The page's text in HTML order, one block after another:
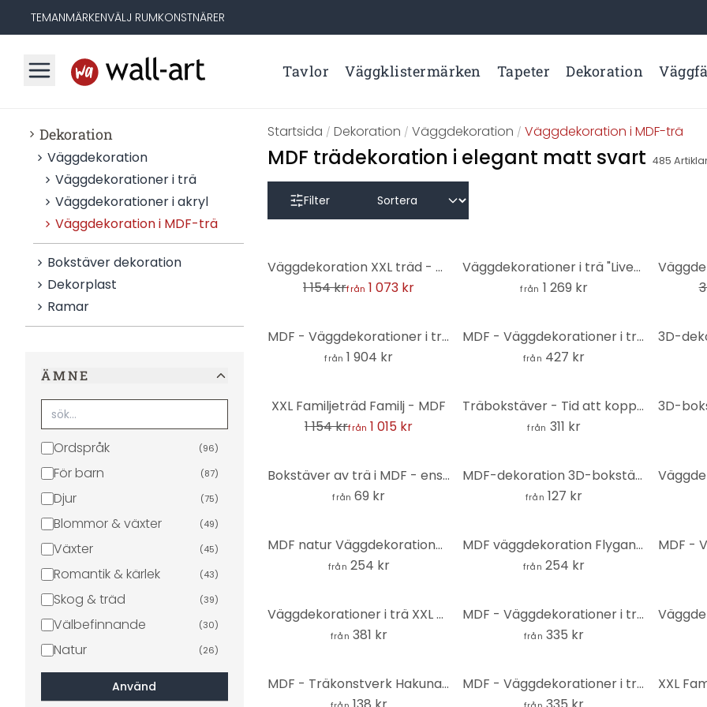
TEMANMÄRKENVÄLJ RUMKONSTNÄRER
Tavlor Väggklistermärken Tapeter Dekoration
Dekoration
Väggdekoration
Väggdekorationer i trä
Väggdekorationer i akryl
Väggdekoration i MDF-trä
Bokstäver dekoration
Dekorplast
Ramar
ÄMNE
Ordspråk (96)
För barn (87)
Djur (75)
Blommor & växter (49)
Växter (45)
Romantik & kärlek (43)
Skog & träd (39)
Välbefinnande (30)
Natur (26)
Religion och kultur (26)
Allmänna helgdagar (22)
Använd
Startsida / Dekoration /Väggdekoration /Väggdekoration i MDF-trä
MDF trädekoration i elegant matt svart 485
Filter
Väggdekoration XXL träd - MDF natur
1 154 krfrån 1 073 kr
Väggdekorationer i trä "Livets träd" - set med 19 delar av naturlig MDF
från 1 269 kr
MDF - Väggdekorationer i trä XXL livets träd (19 delar)
från 1 904 kr
MDF - Väggdekorationer i trä 3D-världskarta
från 427 kr
XXL Familjeträd Familj - MDF
1 154 krfrån 1 015 kr
Träbokstäver - Tid att koppla av - MDF natur
från 311 kr
Bokstäver av trä i MDF - enstaka bokstäver - Bodoni
från 69 kr
MDF-dekoration 3D-bokstäver Hej
från 127 kr
MDF natur Väggdekorationer i trä - fåglar fiskmåsar (5 delar)
från 254 kr
MDF väggdekoration Flygande gäss (5 delar)
från 254 kr
Väggdekorationer i trä XXL palmträd tropisk - MDF natur
från 381 kr
MDF - Väggdekorationer i trä - Tid för avkoppling
från 335 kr
MDF - Träkonstverk Hakuna Matata (2 delar) MDF - Väggdekorationer i trä - Hjorthuvud